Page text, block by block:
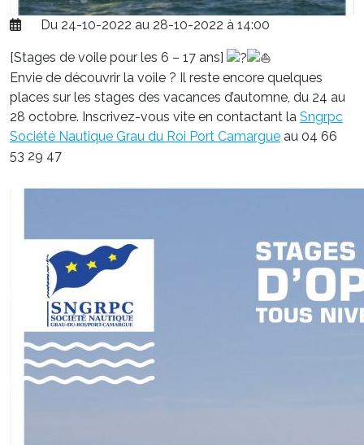
Du 24-10-2022 au 28-10-2022 à 14:00
[Stages de voile pour les 6 – 17 ans]
Envie de découvrir la voile ? Il reste encore quelques
places sur les stages des vacances d’automne, du 24 au
28 octobre. Inscrivez-vous vite en contactant la Sngrpc
Société Nautique Grau du Roi Port Camargue au 04 66
53 29 47